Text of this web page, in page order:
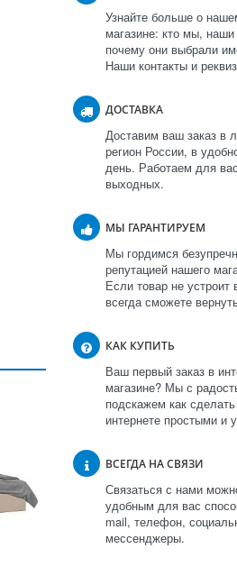
Узнайте больше о
магазине: кто мы,
почему они выбрали
Наши контакты и
ДОСТАВКА
Доставим ваш заказ в
регион России, в
день. Работаем для
выходных.
МЫ ГАРАНТИРУЕМ
Мы гордимся
репутацией нашего
Если товар не устроит
всегда сможете
КАК КУПИТЬ
Ваш первый заказ в
магазине? Мы с
подскажем как
интернете простыми и
ВСЕГДА НА СВЯЗИ
Связаться с нами
удобным для вас
mail, телефон,
мессенджеры.